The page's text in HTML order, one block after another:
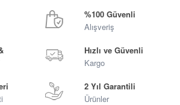
%100 Güvenli
Alışveriş
Hızlı ve Güvenli
Kargo
2 Yıl Garantili
Ürünler